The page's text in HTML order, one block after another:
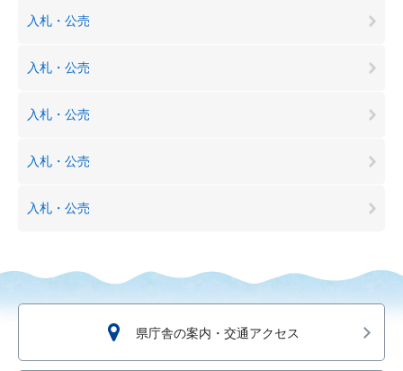
入札・公売
入札・公売
入札・公売
入札・公売
入札・公売
県庁舎の案内・交通アクセス